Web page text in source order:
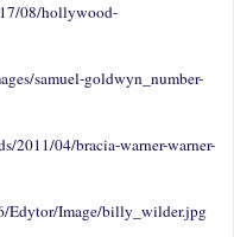
08/hollywood-
samuel-goldwyn_number-
2011/04/bracia-warner-warner-
Edytor/Image/billy_wilder.jpg